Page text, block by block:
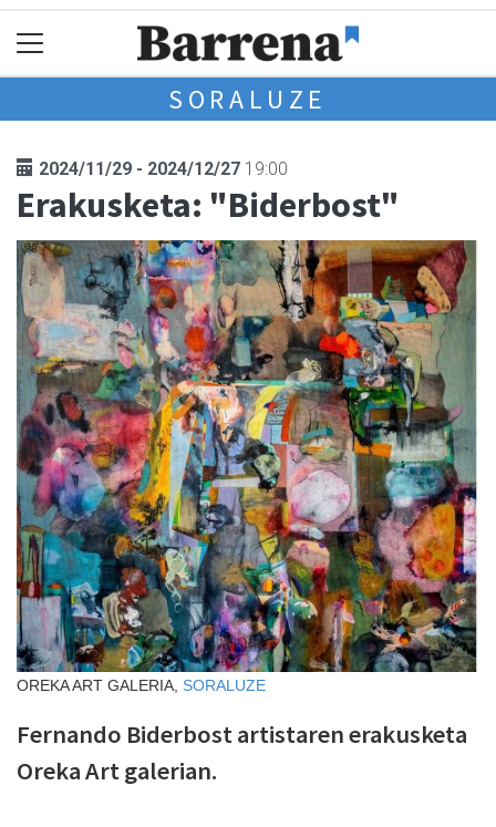
SORALUZE
2024/11/29 - 2024/12/27 19:00
Erakusketa: "Biderbost"
OREKA ART GALERIA, SORALUZE
Fernando Biderbost artistaren erakusketa
Oreka Art galerian.